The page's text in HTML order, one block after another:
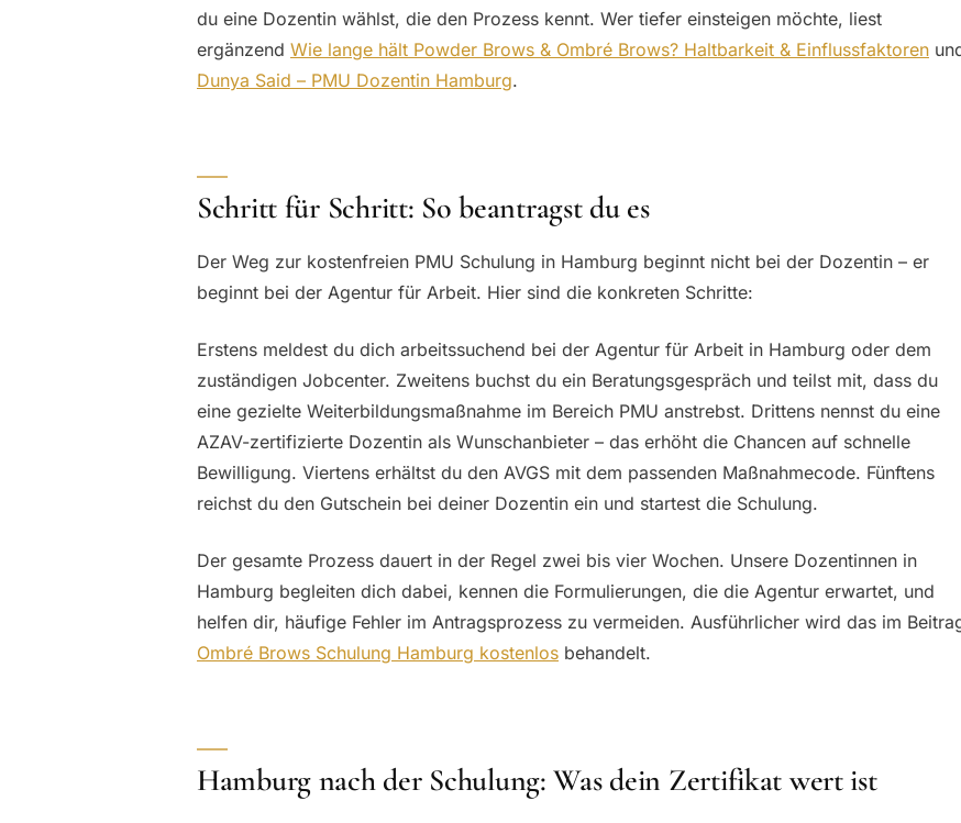
du eine Dozentin wählst, die den Prozess kennt. Wer tiefer einsteigen möchte, liest
ergänzend Wie lange hält Powder Brows & Ombré Brows? Haltbarkeit & Einflussfaktoren
Dunya Said – PMU Dozentin Hamburg.
Schritt für Schritt: So beantragst du es
Der Weg zur kostenfreien PMU Schulung in Hamburg beginnt nicht bei der Dozentin – er
beginnt bei der Agentur für Arbeit. Hier sind die konkreten Schritte:
Erstens meldest du dich arbeitssuchend bei der Agentur für Arbeit in Hamburg oder dem
zuständigen Jobcenter. Zweitens buchst du ein Beratungsgespräch und teilst mit, dass du
eine gezielte Weiterbildungsmaßnahme im Bereich PMU anstrebst. Drittens nennst du eine
AZAV-zertifizierte Dozentin als Wunschanbieter – das erhöht die Chancen auf schnelle
Bewilligung. Viertens erhältst du den AVGS mit dem passenden Maßnahmecode. Fünftens
reichst du den Gutschein bei deiner Dozentin ein und startest die Schulung.
Der gesamte Prozess dauert in der Regel zwei bis vier Wochen. Unsere Dozentinnen in
Hamburg begleiten dich dabei, kennen die Formulierungen, die die Agentur erwartet, und
helfen dir, häufige Fehler im Antragsprozess zu vermeiden. Ausführlicher wird das im
Ombré Brows Schulung Hamburg kostenlos behandelt.
Hamburg nach der Schulung: Was dein Zertifikat wert ist